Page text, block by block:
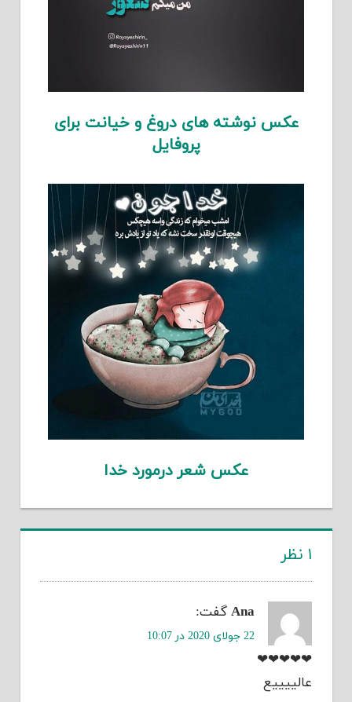
عکس نوشته های دروغ و خیانت برای
پروفایل
عکس شعر درمورد خدا
۱ نظر
Ana گفت:
22 جولای 2020 در 10:07
❤❤❤❤❤
عالییییع